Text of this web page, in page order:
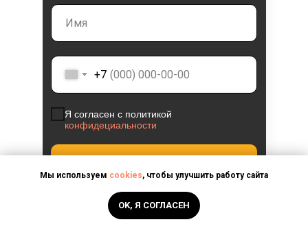
+7
Я согласен с политикой
конфидециальности
Мы используем cookies, чтобы улучшить работу сайта
OK, Я СОГЛАСЕН